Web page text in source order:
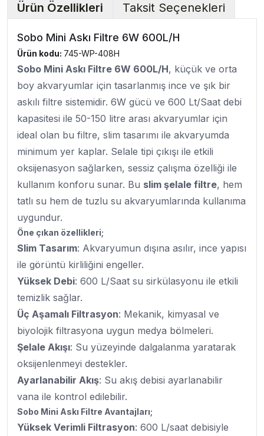
Ürün Özellikleri Taksit Seçenekleri
Sobo Mini Askı Filtre 6W 600L/H
Ürün kodu: 745-WP-408H
Sobo Mini Askı Filtre 6W 600L/H, küçük ve orta
boy akvaryumlar için tasarlanmış ince ve şık bir
askılı filtre sistemidir. 6W gücü ve 600 Lt/Saat debi
kapasitesi ile 50-150 litre arası akvaryumlar için
ideal olan bu filtre, slim tasarımı ile akvaryumda
minimum yer kaplar. Selale tipi çıkışı ile etkili
oksijenasyon sağlarken, sessiz çalışma özelliği ile
kullanım konforu sunar. Bu slim şelale filtre, hem
tatlı su hem de tuzlu su akvaryumlarında kullanıma
uygundur.
Öne çıkan özellikleri;
Slim Tasarım: Akvaryumun dışına asılır, ince yapısı
ile görüntü kirliliğini engeller.
Yüksek Debi: 600 L/Saat su sirkülasyonu ile etkili
temizlik sağlar.
Üç Aşamalı Filtrasyon: Mekanik, kimyasal ve
biyolojik filtrasyona uygun medya bölmeleri.
Şelale Akışı: Su yüzeyinde dalgalanma yaratarak
oksijenlenmeyi destekler.
Ayarlanabilir Akış: Su akış debisi ayarlanabilir
vana ile kontrol edilebilir.
Sobo Mini Askı Filtre Avantajları;
Yüksek Verimli Filtrasyon: 600 L/saat debisiyle